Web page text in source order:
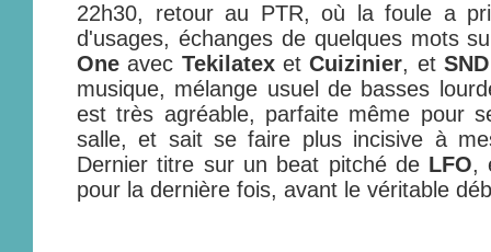
22h30, retour au PTR, où la foule a
d'usages, échanges de quelques mots
One avec TekilatexetCuizinier, et SND
musique, mélange usuel de basses
est très agréable, parfaite même pour
salle, et sait se faire plus incisive à
Dernier titre sur un beat pitché de LFO,
pour la dernière fois, avant le véritable